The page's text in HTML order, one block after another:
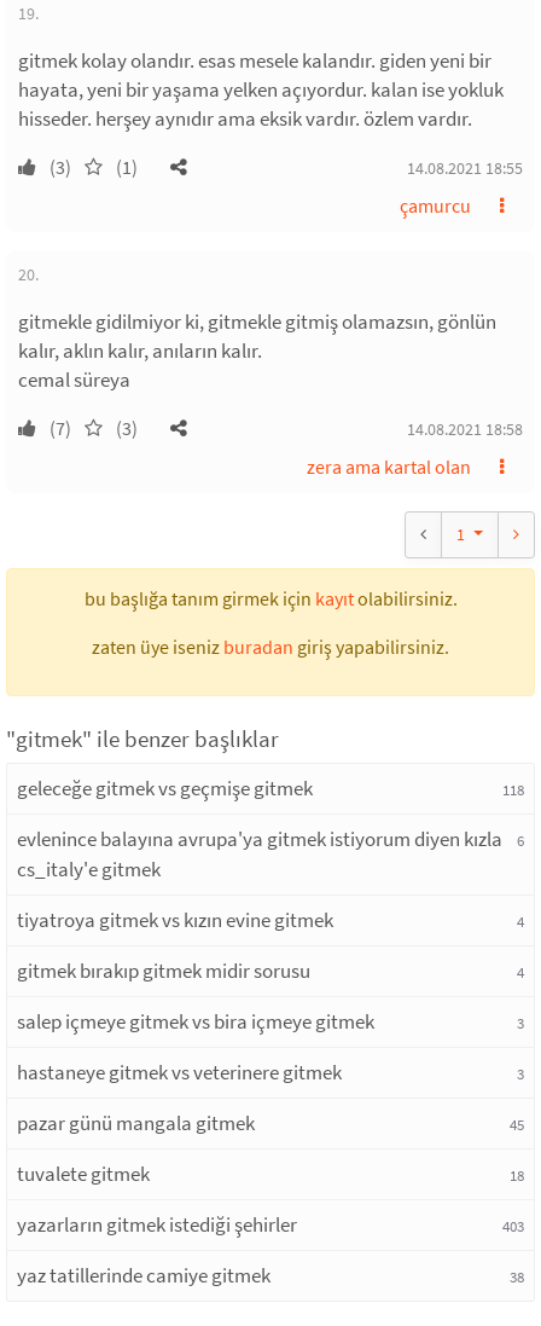
19.
gitmek kolay olandır. esas mesele kalandır. giden yeni bir
hayata, yeni bir yaşama yelken açıyordur. kalan ise yokluk
hisseder. herşey aynıdır ama eksik vardır. özlem vardır.
(3) (1) 14.08.2021 18:55
çamurcu
20.
gitmekle gidilmiyor ki, gitmekle gitmiş olamazsın, gönlün
kalır, aklın kalır, anıların kalır.
cemal süreya
(7) (3) 14.08.2021 18:58
zera ama kartal olan
1
bu başlığa tanım girmek için kayıtolabilirsiniz.
zaten üye iseniz buradan giriş yapabilirsiniz.
"gitmek" ile benzer başlıklar
geleceğe gitmek vs geçmişe gitmek 118
evlenince balayına avrupa'ya gitmek istiyorum diyen kızla
cs_italy'e gitmek
6
tiyatroya gitmek vs kızın evine gitmek 4
gitmek bırakıp gitmek midir sorusu 4
salep içmeye gitmek vs bira içmeye gitmek 3
hastaneye gitmek vs veterinere gitmek 3
pazar günü mangala gitmek 45
tuvalete gitmek 18
yazarların gitmek istediği şehirler 403
yaz tatillerinde camiye gitmek 38